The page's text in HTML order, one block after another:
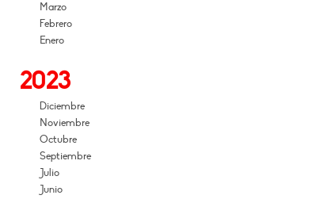
Marzo
Febrero
Enero
2023
Diciembre
Noviembre
Octubre
Septiembre
Julio
Junio